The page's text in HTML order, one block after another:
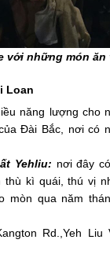
với những món
Loan
năng lượng cho
Đài Bắc, nơi có
Yehliu: nơi đây
kì quái, thú vị
mòn qua năm
Rd.,Yeh Liu